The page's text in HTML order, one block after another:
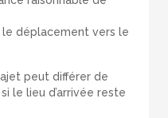
déplacement vers le
peut différer de
le lieu d’arrivée reste